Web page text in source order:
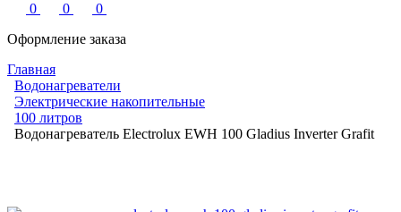
0
0
0
Оформление заказа
Главная
Водонагреватели
Электрические накопительные
100 литров
Водонагреватель Electrolux EWH 100 Gladius Inverter Grafit